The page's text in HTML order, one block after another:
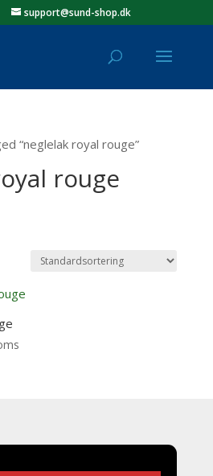
support@sund-shop.dk
“neglelak royal rouge”
rouge